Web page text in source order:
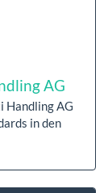
AG
Handling AG
in den